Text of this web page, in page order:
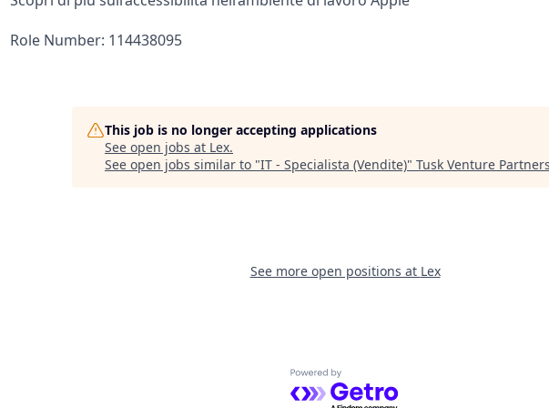
Role Number: 114438095
This job is no longer accepting applications
See open jobs at Lex.
See open jobs similar to "IT - Specialista (Vendite)" Tusk Venture
See more open positions at Lex
Powered by Getro.com